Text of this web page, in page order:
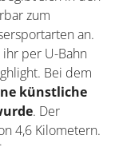
Urlaubin
für
sich in
zum
ihr per U-
Highlight.
um